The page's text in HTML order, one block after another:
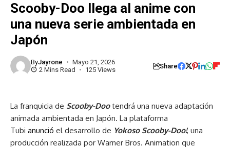
Scooby-Doo llega al anime con
una nueva serie ambientada en
Japón
ByJayrone
Mayo 21, 2026
2 Mins Read
125 Views Share
La franquicia de Scooby-Dootendrá una nueva adaptación
animada ambientada en Japón. La plataforma
Tubi anunció el desarrollo de Yokoso Scooby-Doo!, una
producción realizada por Warner Bros. Animation que